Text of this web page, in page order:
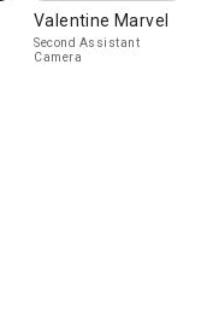
Valentine Marvel
Second Assistant
Camera